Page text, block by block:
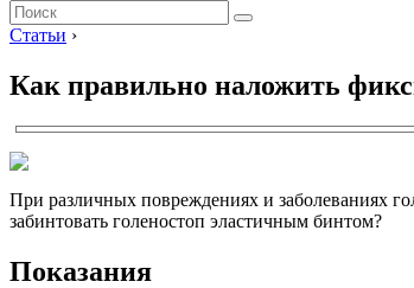
Статьи ›
Как правильно наложить
При различных повреждениях и заболеваниях
забинтовать голеностоп эластичным бинтом?
Показания